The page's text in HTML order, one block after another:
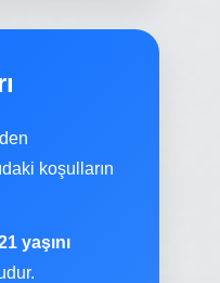
koşulların
yaşını